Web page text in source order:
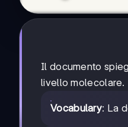
Il documento
livello molecolare.
Vocabulary: La